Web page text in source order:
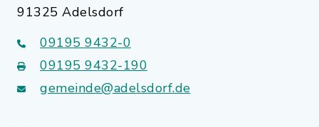
91325 Adelsdorf
09195 9432-0
09195 9432-190
gemeinde@adelsdorf.de